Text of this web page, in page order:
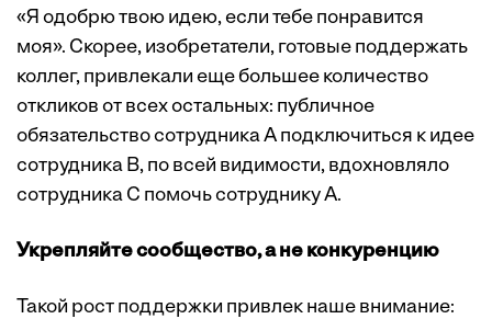
«Я одобрю твою идею, если тебе понравится
моя». Скорее, изобретатели, готовые поддержать
коллег, привлекали еще большее количество
откликов от всех остальных: публичное
обязательство сотрудника А подключиться к идее
сотрудника B, по всей видимости, вдохновляло
сотрудника C помочь сотруднику A.
Укрепляйте сообщество, а не конкуренцию
Такой рост поддержки привлек наше внимание: